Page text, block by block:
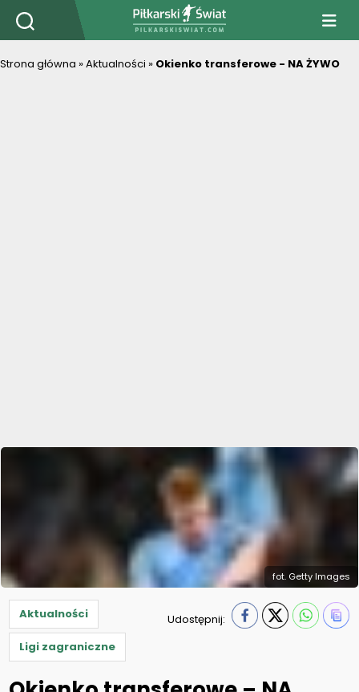
PiłkarskiSwiat.com
Strona główna »Aktualności » Okienko transferowe - NA ŻYWO
fot. Getty Images
Aktualności
Ligi zagraniczne
Udostępnij: